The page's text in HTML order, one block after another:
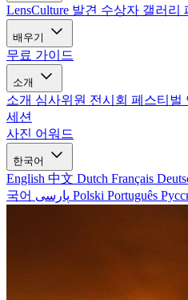
LensCulture 발견 수상자 갤러리
배우기
무료 가이드
소개
소개 심사위원 전시회 페스티벌
세션
사진 어워드
한국어
English 中文 Dutch Français
국어
Polski Português